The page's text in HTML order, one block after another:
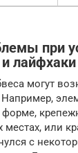
при
лайфхаки
могут
форме,
местах, или
с